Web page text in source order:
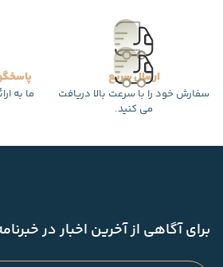
ارسال سریع
سفارش خود را با سرعت بالا دریافت
می کنید.
پاسخگویی
ما به
برای آگاهی از آخرین اخبار در